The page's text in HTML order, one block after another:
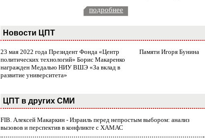
подробнее
Новости ЦПТ
23 мая 2022 года Президент Фонда «Центр
политических технологий» Борис Макаренко
награжден Медалью НИУ ВШЭ «За вклад в
развитие университета»
Памяти Игоря Бунина
ЦПТ в других СМИ
FIB. Алексей Макаркин - Израиль перед непростым выбором: анализ
вызовов и перспектив в конфликте с ХАМАС